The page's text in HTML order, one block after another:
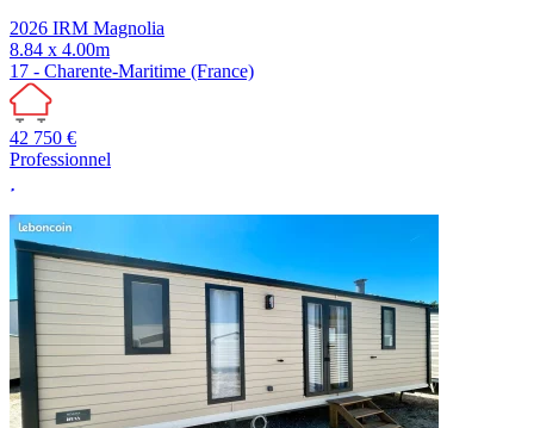
2026 IRM Magnolia
8.84 x 4.00m
17 - Charente-Maritime (France)
42 750 €
Professionnel